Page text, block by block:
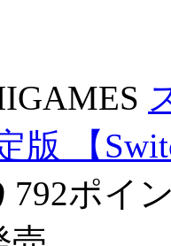
【
792ポイ